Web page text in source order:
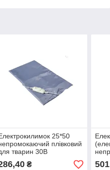
25*50
плівковий
тварин 30В
₴
для